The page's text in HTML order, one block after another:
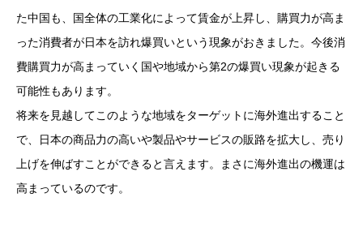
た中国も、国全体の工業化によって賃金が上昇し、購買力が高ま
った消費者が日本を訪れ爆買いという現象がおきました。今後消
費購買力が高まっていく国や地域から第2の爆買い現象が起きる
可能性もあります。
将来を見越してこのような地域をターゲットに海外進出すること
で、日本の商品力の高いや製品やサービスの販路を拡大し、売り
上げを伸ばすことができると言えます。まさに海外進出の機運は
高まっているのです。